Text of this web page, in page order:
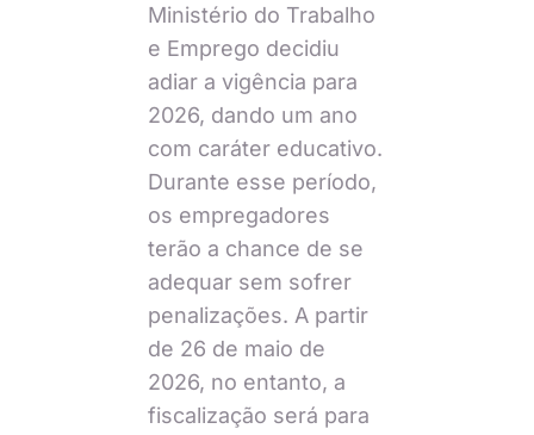
Ministério do Trabalho
e Emprego decidiu
adiar a vigência para
2026, dando um ano
com caráter educativo.
Durante esse período,
os empregadores
terão a chance de se
adequar sem sofrer
penalizações. A partir
de 26 de maio de
2026, no entanto, a
fiscalização será para